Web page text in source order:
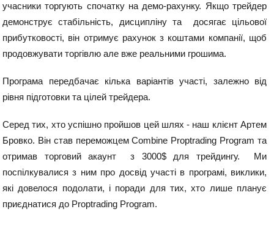
учасники торгують спочатку на демо-рахунку. Якщо трейдер
демонструє стабільність, дисципліну та  досягає цільової
прибутковості, він отримує рахунок з коштами компанії, щоб
продовжувати торгівлю але вже реальними грошима.
Програма передбачає кілька варіантів участі, залежно від
рівня підготовки та цілей трейдера.
Серед тих, хто успішно пройшов цей шлях - наш клієнт Артем
Бровко. Він став переможцем Combine Proptrading Program та
отримав торговий акаунт  з 3000$ для трейдингу.  Ми
поспілкувалися з ним про досвід участі в програмі, виклики,
які довелося подолати, і поради для тих, хто лише планує
приєднатися до Proptrading Program.